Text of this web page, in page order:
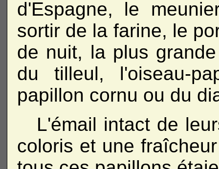
d'Espagne, le
sortir de la farine, le
de nuit, la plus
du tilleul, l'oiseau-
papillon cornu ou du
L'émail intact de
coloris et une